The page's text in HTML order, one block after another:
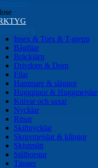
Insex & Torx & T-grepp
Bågfilar
Bräckjärn
Drivdorn & Dorn
Filar
Hammare & släggor
Huggpipor & Huggmejslar
Knivar och saxar
Nycklar
Ritsar
Skiftnycklar
Skruvmejslar & klingor
Skjutmått
Stålborstar
Tänger